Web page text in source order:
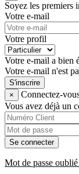
Soyez les premiers
Votre e-mail
Votre profil
Votre e-mail a bien
Votre e-mail n'est
S'inscrire
×
Connectez-
Vous avez déjà un
Se connecter
Mot de passe